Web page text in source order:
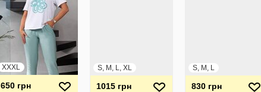
XXXL
650 грн
S, M, L, XL
1015 грн
S, M, L
830 грн